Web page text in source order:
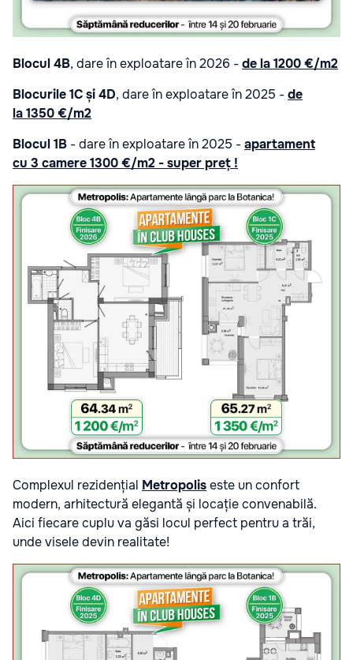
Blocul 4B, dare în exploatare în 2026 -de la1200 €/m2
Blocurile 1C și 4D, dare în exploatare în 2025 -de
la1350 €/m2
Blocul 1B - dare în exploatare în 2025 -apartament
cu 3 camere 1300 €/m2 - super preț !
Complexul rezidențial Metropoliseste un confort
modern, arhitectură elegantă și locație convenabilă.
Aici fiecare cuplu va găsi locul perfect pentru a trăi,
unde visele devin realitate!